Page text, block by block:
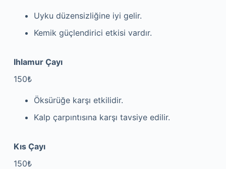
Uyku düzensizliğine iyi gelir.
Kemik güçlendirici etkisi vardır.
Ihlamur Çayı
150₺
Öksürüğe karşı etkilidir.
Kalp çarpıntısına karşı tavsiye edilir.
Kıs Çayı
150₺